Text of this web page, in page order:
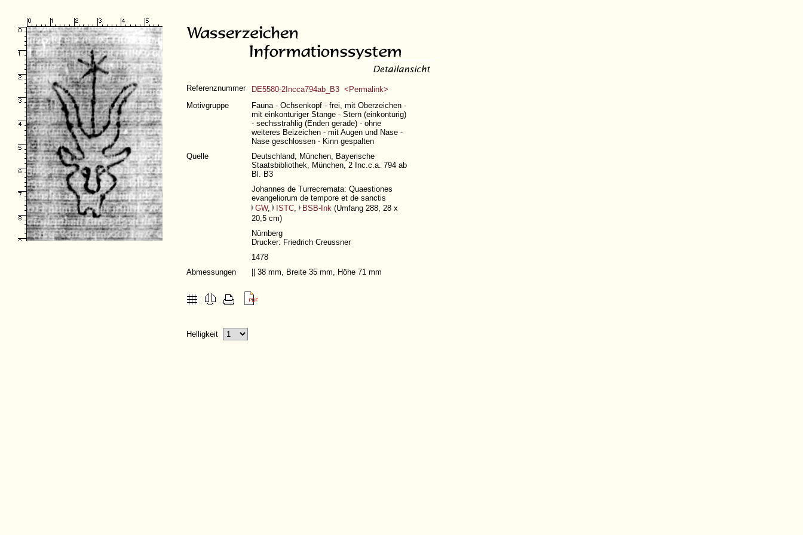
Referenznummer
DE5580-2Incca794ab_B3 <Permalink>
Motivgruppe
Fauna - Ochsenkopf - frei, mit Oberzeichen -
mit einkonturiger Stange - Stern (einkonturig)
- sechsstrahlig (Enden gerade) - ohne
weiteres Beizeichen - mit Augen und Nase -
Nase geschlossen - Kinn gespalten
Quelle
Deutschland, München, Bayerische
Staatsbibliothek, München, 2 Inc.c.a. 794 ab
Bl. B3
Johannes de Turrecremata: Quaestiones
evangeliorum de tempore et de sanctis
GW, ISTC, BSB-Ink (Umfang 288, 28 x
20,5 cm)
Nürnberg
Drucker: Friedrich Creussner
1478
Abmessungen
|| 38 mm, Breite 35 mm, Höhe 71 mm
Helligkeit